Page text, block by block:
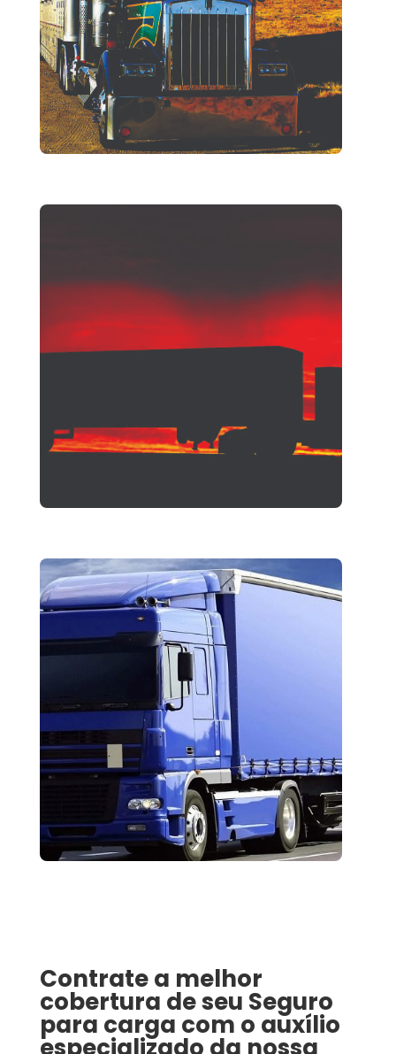
Contrate a melhor
cobertura de seu Seguro
para carga com o auxílio
especializado da nossa